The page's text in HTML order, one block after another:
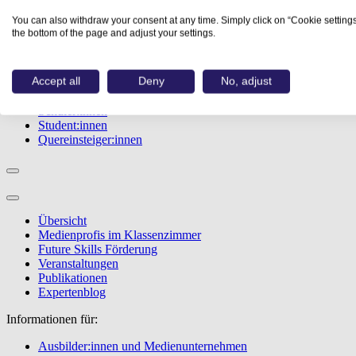
Studiengänge
Events
Berufstest
Informationen für:
Student:innen
Quereinsteiger:innen
Übersicht
Medienprofis im Klassenzimmer
Future Skills Förderung
Veranstaltungen
Publikationen
Expertenblog
Informationen für:
Ausbilder:innen und Medienunternehmen
You can also withdraw your consent at any time. Simply click on “Cookie
the bottom of the page and adjust your settings.
Accept all Deny No, adjust